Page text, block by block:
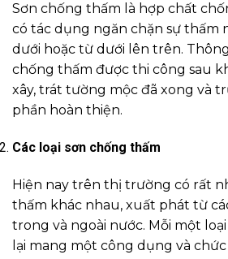
Sơn chống thấm là hợp chất
có tác dụng ngăn chặn sự thấm
dưới hoặc từ dưới lên trên.
chống thấm được thi công sau
xây, trát tường mộc đã xong và
phần hoàn thiện.
Các loại sơn chống thấm
Hiện nay trên thị trường có rất
thấm khác nhau, xuất phát từ
trong và ngoài nước. Mỗi một
lại mang một công dụng và